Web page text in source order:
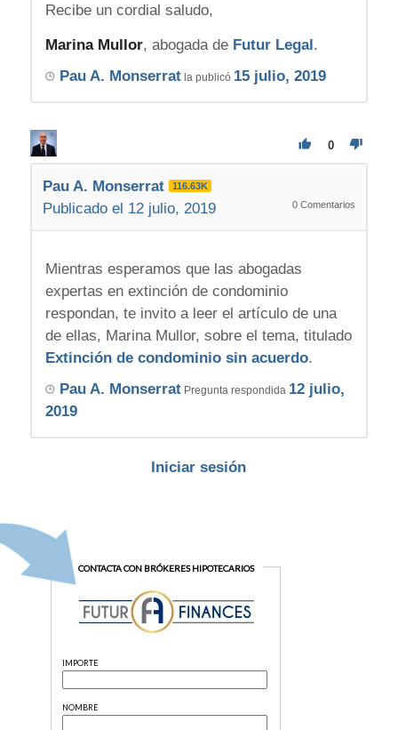
Recibe un cordial saludo,
Marina Mullor, abogada de Futur Legal .
Pau A. Monserratla publicó 15 julio, 2019
0
Pau A. Monserrat 116.63K
Publicado el 12 julio, 2019 0 Comentarios
Mientras esperamos que las abogadas
expertas en extinción de condominio
respondan, te invito a leer el artículo de una
de ellas, Marina Mullor, sobre el tema, titulado
Extinción de condominio sin acuerdo.
Pau A. MonserratPregunta respondida 12 julio,
2019
Iniciar sesión